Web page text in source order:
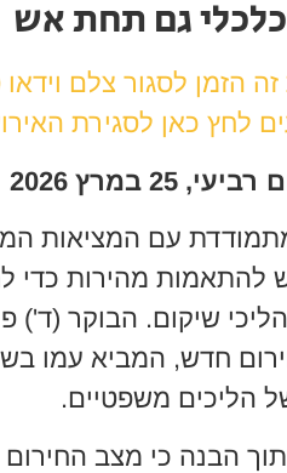
גם תחת אש
הזמן לסגור צלם
לחץ כאן לסגירת
במרץ 2026
עם המציאות
להתאמות מהירות כדי
שיקום. הבוקר (ד')
חדש, המביא עמו
הליכים משפטיים.
הבנה כי מצב החירום